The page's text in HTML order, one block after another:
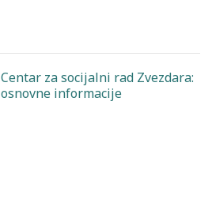
Centar za socijalni rad Zvezdara:
osnovne informacije